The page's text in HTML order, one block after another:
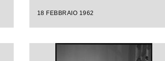
18 FEBBRAIO 1962